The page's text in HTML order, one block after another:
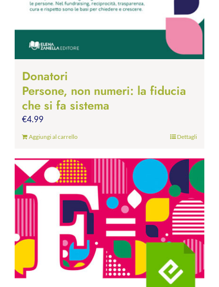
Donatori
Persone, non numeri: la fiducia
che si fa sistema
€4.99
Aggiungi al carrello Dettagli